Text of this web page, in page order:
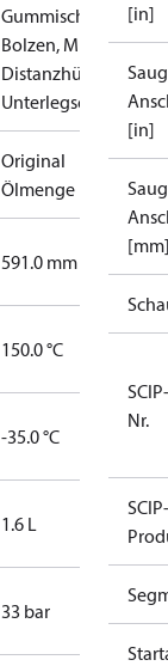
Bolzen, Muttern,
Distanzhülsen und
Unterlegscheiben
Original
Ölmenge
591.0 mm
150.0 °C
-35.0 °C
1.6 L
33 bar
[in]
[in]
[mm]
Nr.